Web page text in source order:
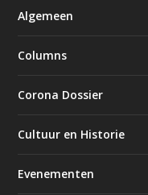
Algemeen
Columns
Corona Dossier
Cultuur en Historie
Evenementen